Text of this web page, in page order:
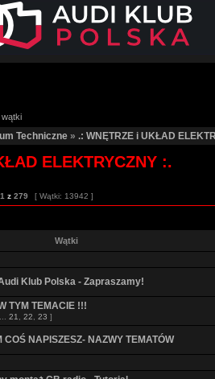
Techniczne » .: WNĘTRZE i UKŁAD
ELEKTRYCZNY :.
1 z 279 [ Wątki: 13942 ]
Wątki
Klub Polska - Zapraszamy!
TYM TEMACIE !!!
21 22 23 ]
COŚ NAPISZESZ- NAZWY TEMATÓW